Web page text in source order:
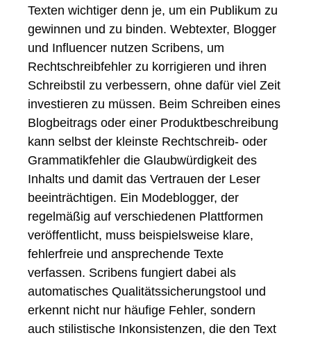
Texten wichtiger denn je, um ein Publikum zu
gewinnen und zu binden. Webtexter, Blogger
und Influencer nutzen Scribens, um
Rechtschreibfehler zu korrigieren und ihren
Schreibstil zu verbessern, ohne dafür viel Zeit
investieren zu müssen. Beim Schreiben eines
Blogbeitrags oder einer Produktbeschreibung
kann selbst der kleinste Rechtschreib- oder
Grammatikfehler die Glaubwürdigkeit des
Inhalts und damit das Vertrauen der Leser
beeinträchtigen. Ein Modeblogger, der
regelmäßig auf verschiedenen Plattformen
veröffentlicht, muss beispielsweise klare,
fehlerfreie und ansprechende Texte
verfassen. Scribens fungiert dabei als
automatisches Qualitätssicherungstool und
erkennt nicht nur häufige Fehler, sondern
auch stilistische Inkonsistenzen, die den Text